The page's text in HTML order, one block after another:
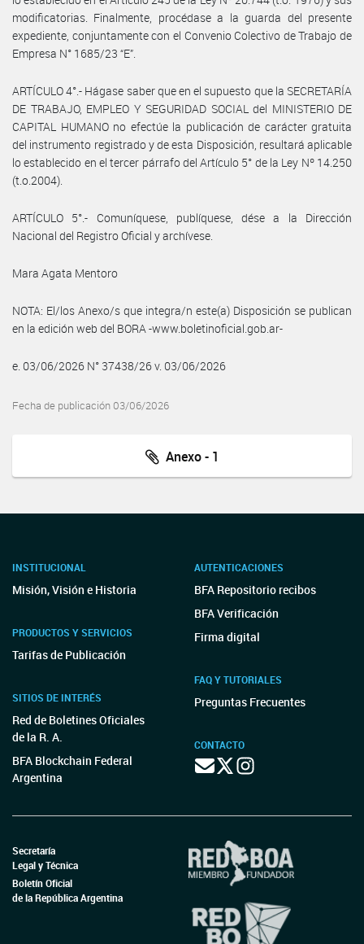
modificatorias. Finalmente, procédase a la guarda del presente
expediente, conjuntamente con el Convenio Colectivo de Trabajo de
Empresa N° 1685/23 “E”.
ARTÍCULO 4°.- Hágase saber que en el supuesto que la SECRETARÍA
DE TRABAJO, EMPLEO Y SEGURIDAD SOCIAL del MINISTERIO DE
CAPITAL HUMANO no efectúe la publicación de carácter gratuita
del instrumento registrado y de esta Disposición, resultará aplicable
lo establecido en el tercer párrafo del Artículo 5° de la Ley Nº 14.250
(t.o.2004).
ARTÍCULO 5°.- Comuníquese, publíquese, dése a la Dirección
Nacional del Registro Oficial y archívese.
Mara Agata Mentoro
NOTA: El/los Anexo/s que integra/n este(a) Disposición se publican
en la edición web del BORA -www.boletinoficial.gob.ar-
e. 03/06/2026 N° 37438/26 v. 03/06/2026
Fecha de publicación 03/06/2026
Anexo - 1
INSTITUCIONAL
Misión, Visión e Historia
PRODUCTOS Y SERVICIOS
Tarifas de Publicación
SITIOS DE INTERÉS
Red de Boletines Oficiales
de la R. A.
BFA Blockchain Federal
Argentina
AUTENTICACIONES
BFA Repositorio recibos
BFA Verificación
Firma digital
FAQ Y TUTORIALES
Preguntas Frecuentes
CONTACTO
Secretaría
Legal y Técnica
Boletín Oficial
de la República Argentina